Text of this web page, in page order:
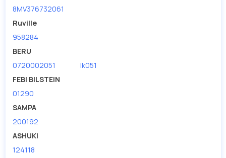
8MV376732061
Ruville
958284
BERU
0720002051
lk051
FEBI BILSTEIN
01290
SAMPA
200192
ASHUKI
124118